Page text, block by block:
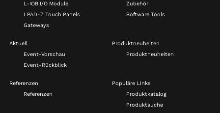
L-IOB I/O Module
LPAD-7 Touch Panels
Gateways
Zubehör
Software Tools
Aktuell
Event-Vorschau
Event-Rückblick
Produktneuheiten
Produktneuheiten
Referenzen
Referenzen
Populäre Links
Produktkatalog
Produktsuche